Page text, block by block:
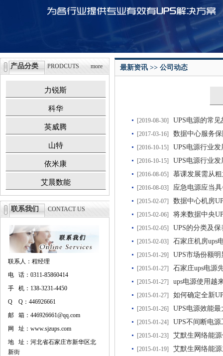
产品分类 PRODCUTS more
力锐斯
科华
英威腾
山特
依米康
艾晨数能
联系我们 CONTACT US
联系人：程经理
电 话：0311-85860414
手 机：138-3231-4450
Q Q：446926661
邮 箱：446926661@qq.com
网 址：www.sjzups.com
地 址：河北省石家庄市新华区北
新街
最新资讯 >> 公司动态
[2019-08-30] UPS电源的常
[2017-03-16]数据中心服务
[2016-10-15] UPS电源行业
[2016-10-15] UPS电源行业
[2016-08-05]慕课发展需从
[2016-08-03] 应急电源应当
[2015-02-07]数据中心机房
[2015-02-06]将来数据中央
[2015-02-05] UPS的分类及
[2015-02-03]石家庄机房ups
[2015-01-29] UPS市场份额
[2015-01-27]石家庄ups电源
[2015-01-27]ups电源使用越
[2015-01-27]如何确定全新
[2015-01-26] UPS电源效能最
[2015-01-24] UPS不间断电
[2015-01-23]艾默生网络能
[2015-01-19]艾默生网络能